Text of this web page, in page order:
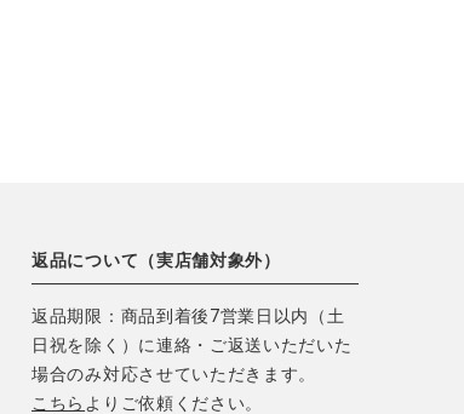
返品について（実店舗対象外）
返品期限：商品到着後7営業日以内（土
日祝を除く）に連絡・ご返送いただいた
場合のみ対応させていただきます。
こちら よりご依頼ください。